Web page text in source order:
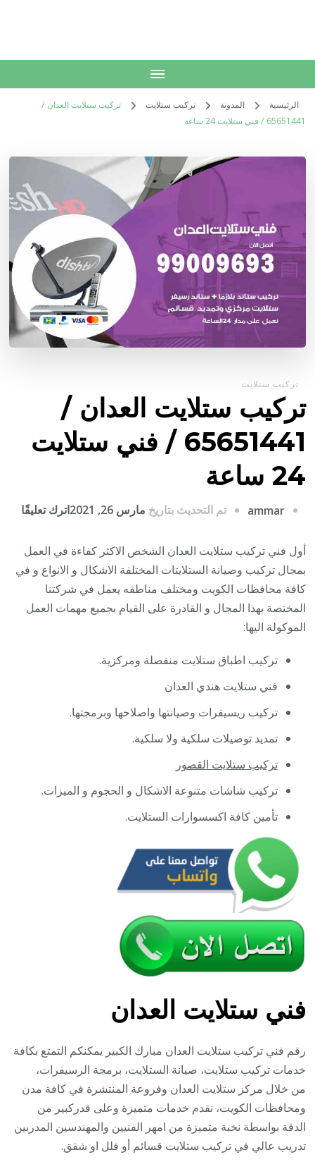
الرئيسية المدونة تركيب ستلايت
تركيب ستلايت العدان /
65651441 / فني ستلايت 24 ساعة
تركيب ستلايت
تركيب ستلايت العدان /
65651441 / فني ستلايت
24 ساعة
ammar تم التحديث بتاريخ مارس 26, 2021 اترك تعليقًا
أول فني تركيب ستلايت العدان الشخص الاكثر كفاءة في العمل
بمجال تركيب وصيانة الستلايتات المختلفة الاشكال و الانواع و في
كافة محافظات الكويت ومختلف مناطقه يعمل في شركتنا
المختصة بهذا المجال و القادرة على القيام بجميع مهمات العمل
الموكولة اليها:
تركيب اطباق ستلايت منفصلة ومركزية.
فني ستلايت هندي العدان
تركيب ريسيفرات وصيانتها واصلاحها وبرمجتها.
تمديد توصيلات سلكية ولا سلكية.
تركيب ستلايت القصور
تركيب شاشات متنوعة الاشكال و الحجوم و الميزات.
تأمين كافة اكسسوارات الستلايت.
فني ستلايت العدان
رقم فني تركيب ستلايت العدان مبارك الكبير يمكنكم التمتع بكافة
خدمات تركيب ستلايت، صيانة الستلايت، برمجة الرسيفرات،
من خلال مركز ستلايت العدان وفروعة المنتشرة في كافة مدن
ومحافظات الكويت، نقدم خدمات متميزة وعلى قدركبير من
الدقة بواسطة نخبة متميزة من امهر الفنيين والمهندسين المدربين
تدريب عالي في تركيب ستلايت قسائم أو فلل او شقق.